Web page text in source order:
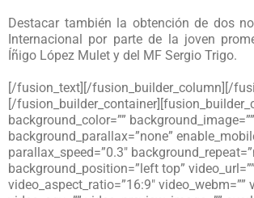
Destacar también la obtención de dos
Internacional por parte de la joven
Íñigo López Mulet y del MF Sergio Trigo.
[/fusion_text][/fusion_builder_column][/
[/
background_color=”” background_image=””
background_parallax=”none”
parallax_speed=”0.3″
background_position=”left top” video_url=””
video_aspect_ratio=”16:9″ video_webm=””